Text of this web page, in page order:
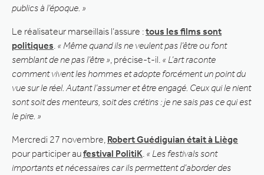
publics à l’époque. »
Le réalisateur marseillais l’assure :tous les films sont
politiques « Même quand ils ne veulent pas l’être ou font
semblant de ne pas l’être » , précise-t-il. « L’art raconte
comment vivent les hommes et adopte forcément un point du
vue sur le réel. Autant l’assumer et être engagé. Ceux qui le nient
sont soit des menteurs, soit des crétins : je ne sais pas ce qui est
le pire. »
Mercredi 27 novembre, Robert Guédiguian était à Liège
pour participer aufestival PolitiK « Les festivals sont
importants et nécessaires car ils permettent d’aborder des